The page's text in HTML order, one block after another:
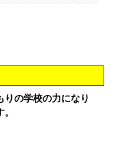
りの学校の力になり